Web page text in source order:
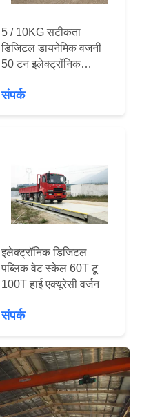
5 / 10KG सटीकता
डिजिटल डायनेमिक वजनी
50 टन इलेक्ट्रॉनिक
संपर्क
इलेक्ट्रॉनिक डिजिटल
पब्लिक वेट स्केल 60T टू
100T हाई एक्यूरेसी वर्जन
संपर्क